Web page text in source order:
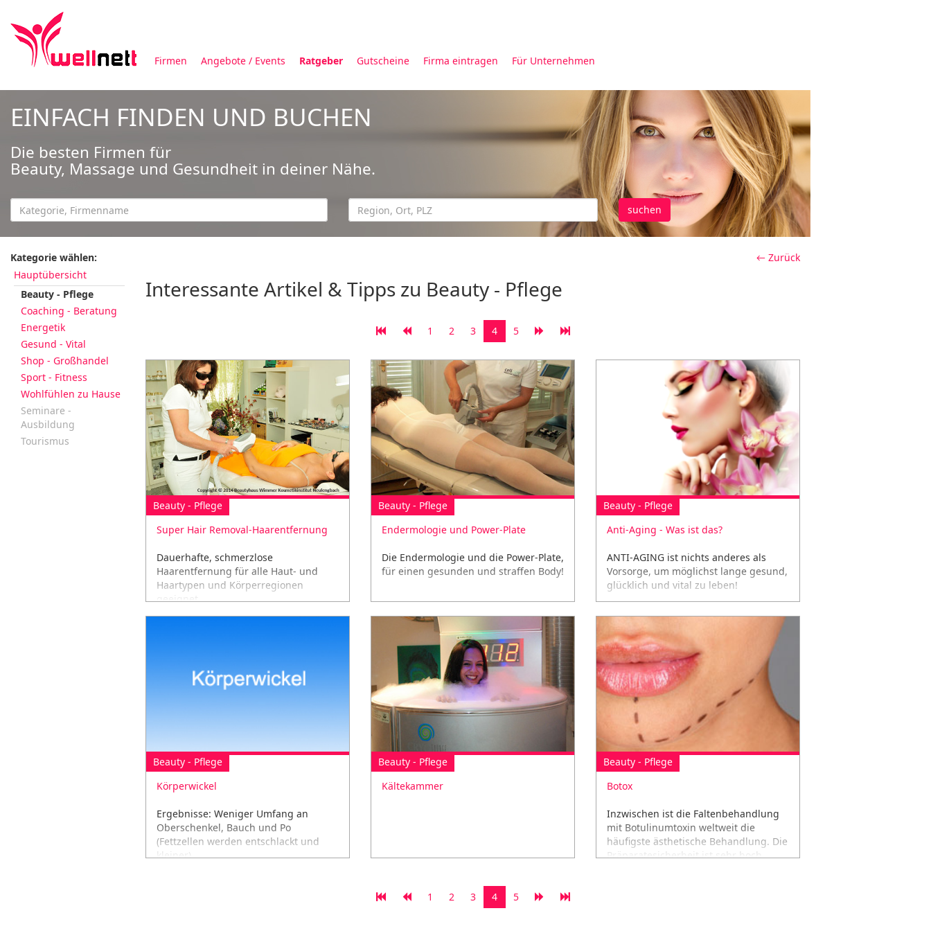
Firmen Angebote / Events Ratgeber Gutscheine Firma eintragen Für Unternehmen
EINFACH FINDEN UND BUCHEN
Die besten Firmen für
Beauty, Massage und Gesundheit in deiner Nähe.
suchen
Kategorie wählen:
Hauptübersicht
Beauty - Pflege
Coaching - Beratung
Energetik
Gesund - Vital
Shop - Großhandel
Sport - Fitness
Wohlfühlen zu Hause
Seminare -
Ausbildung
Tourismus
← Zurück
Interessante Artikel & Tipps zu Beauty - Pflege
1 2 3 4 5
Beauty - Pflege
Super Hair Removal-Haarentfernung
Dauerhafte, schmerzlose
Haarentfernung für alle Haut- und
Haartypen und Körperregionen
geeignet
Beauty - Pflege
Endermologie und Power-Plate
Die Endermologie und die Power-Plate,
für einen gesunden und straffen Body!
Beauty - Pflege
Anti-Aging - Was ist das?
ANTI-AGING ist nichts anderes als
Vorsorge, um möglichst lange gesund,
glücklich und vital zu leben!
Beauty - Pflege
Körperwickel
Ergebnisse: Weniger Umfang an
Oberschenkel, Bauch und Po
(Fettzellen werden entschlackt und
kleiner)
Beauty - Pflege
Kältekammer
Beauty - Pflege
Botox
Inzwischen ist die Faltenbehandlung
mit Botulinumtoxin weltweit die
häufigste ästhetische Behandlung. Die
Präparatesicherheit ist sehr hoch.
1 2 3 4 5